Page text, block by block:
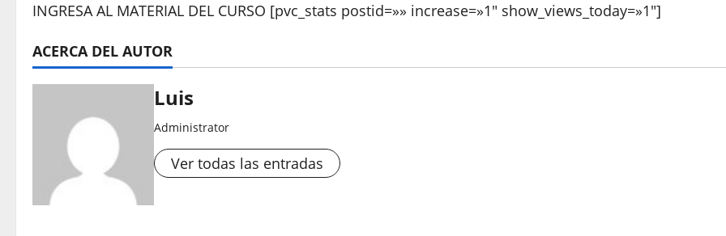
INGRESA AL MATERIAL DEL CURSO [pvc_stats postid=»» increase=»1″ show_views_today=»1″]
ACERCA DEL AUTOR
Luis
Administrator
Ver todas las entradas